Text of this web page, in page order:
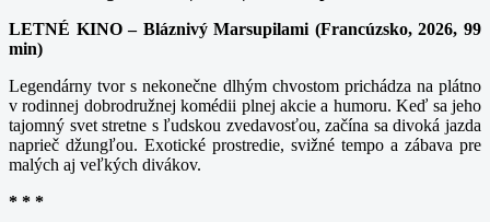
LETNÉ KINO – Bláznivý Marsupilami (Francúzsko, 2026, 99
min)
Legendárny tvor s nekonečne dlhým chvostom prichádza na plátno
v rodinnej dobrodružnej komédii plnej akcie a humoru. Keď sa jeho
tajomný svet stretne s ľudskou zvedavosťou, začína sa divoká jazda
naprieč džungľou. Exotické prostredie, svižné tempo a zábava pre
malých aj veľkých divákov.
* * *